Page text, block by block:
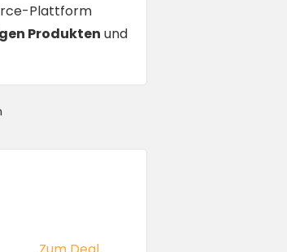
Plattform
Produkten und